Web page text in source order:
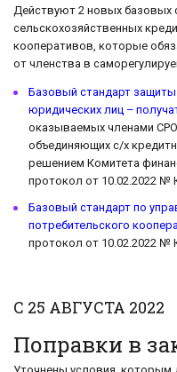
Действуют 2 новых базовых
сельскохозяйственных
кооперативов, которые
от членства в
Базовый стандарт защиты
юридических лиц –
оказываемых членами
объединяющих с/х
решением Комитета
протокол от 10.02.2022 №
Базовый стандарт по
потребительского
протокол от 10.02.2022 №
С 25 АВГУСТА 2022
Поправки в